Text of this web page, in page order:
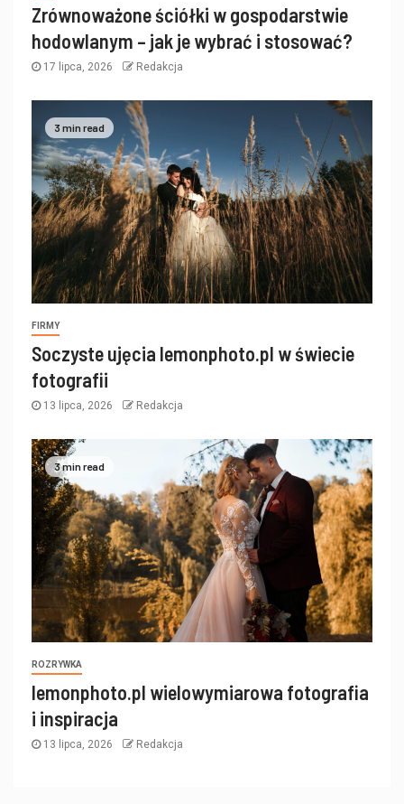
Zrównoważone ściółki w gospodarstwie
hodowlanym – jak je wybrać i stosować?
17 lipca, 2026 Redakcja
3 min read
FIRMY
Soczyste ujęcia lemonphoto.pl w świecie
fotografii
13 lipca, 2026 Redakcja
3 min read
ROZRYWKA
lemonphoto.pl wielowymiarowa fotografia
i inspiracja
13 lipca, 2026 Redakcja